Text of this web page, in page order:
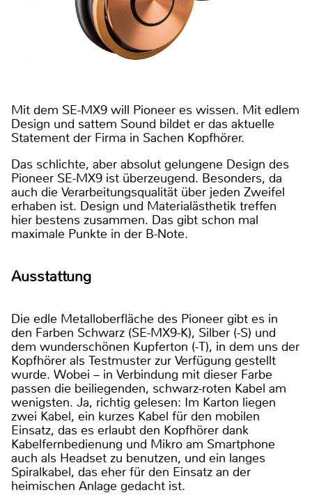
Mit dem SE-MX9 will Pioneer es wissen. Mit edlem
Design und sattem Sound bildet er das aktuelle
Statement der Firma in Sachen Kopfhörer.
Das schlichte, aber absolut gelungene Design des
Pioneer SE-MX9 ist überzeugend. Besonders, da
auch die Verarbeitungsqualität über jeden Zweifel
erhaben ist. Design und Materialästhetik treffen
hier bestens zusammen. Das gibt schon mal
maximale Punkte in der B-Note.
Ausstattung
Die edle Metalloberfläche des Pioneer gibt es in
den Farben Schwarz (SE-MX9-K), Silber (-S) und
dem wunderschönen Kupferton (-T), in dem uns der
Kopfhörer als Testmuster zur Verfügung gestellt
wurde. Wobei – in Verbindung mit dieser Farbe
passen die beiliegenden, schwarz-roten Kabel am
wenigsten. Ja, richtig gelesen: Im Karton liegen
zwei Kabel, ein kurzes Kabel für den mobilen
Einsatz, das es erlaubt den Kopfhörer dank
Kabelfernbedienung und Mikro am Smartphone
auch als Headset zu benutzen, und ein langes
Spiralkabel, das eher für den Einsatz an der
heimischen Anlage gedacht ist.